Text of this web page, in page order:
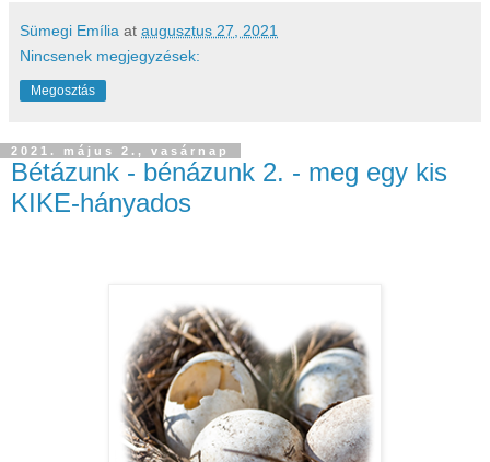
Sümegi Emília at augusztus 27, 2021
Nincsenek megjegyzések:
Megosztás
2021. május 2., vasárnap
Bétázunk - bénázunk 2. - meg egy kis
KIKE-hányados